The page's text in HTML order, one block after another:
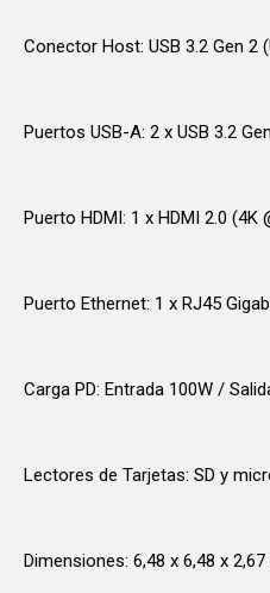
Conector Host: USB 3.2 Gen 2
Puertos USB-A: 2 x USB 3.2
Puerto HDMI: 1 x HDMI 2.0 (4K
Puerto Ethernet: 1 x RJ45
Carga PD: Entrada 100W /
Lectores de Tarjetas: SD y
Dimensiones: 6,48 x 6,48 x